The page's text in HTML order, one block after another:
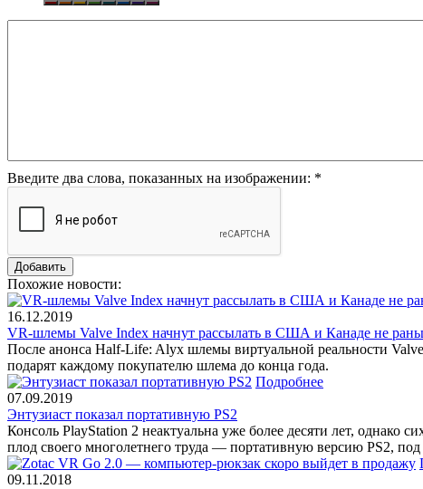
Введите два слова, показанных на изображении: *
Похожие новости:
16.12.2019
VR-шлемы Valve Index начнут рассылать в США и Канаде не
После анонса Half-Life: Alyx шлемы виртуальной реальности
подарят каждому покупателю шлема до конца года.
Подробнее
07.09.2019
Энтузиаст показал портативную PS2
Консоль PlayStation 2 неактуальна уже более десяти лет, однако
плод своего многолетнего труда — портативную версию PS2, под
09.11.2018